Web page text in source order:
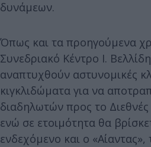
δυνάμεων.
Όπως και τα προηγούμενα
Συνεδριακό Κέντρο Ι.
αναπτυχθούν αστυνομικές
κιγκλιδώματα για να
διαδηλωτών προς το
ενώ σε ετοιμότητα θα
ενδεχόμενο και ο